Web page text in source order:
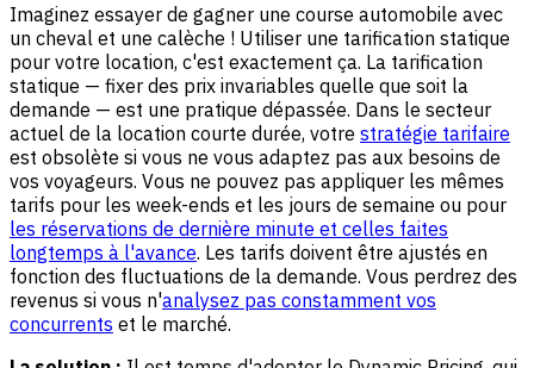
Imaginez essayer de gagner une course automobile avec
un cheval et une calèche ! Utiliser une tarification statique
pour votre location, c'est exactement ça. La tarification
statique — fixer des prix invariables quelle que soit la
demande — est une pratique dépassée. Dans le secteur
actuel de la location courte durée, votre stratégie tarifaire
est obsolète si vous ne vous adaptez pas aux besoins de
vos voyageurs. Vous ne pouvez pas appliquer les mêmes
tarifs pour les week-ends et les jours de semaine ou pour
les réservations de dernière minute et celles faites
longtemps à l'avance. Les tarifs doivent être ajustés en
fonction des fluctuations de la demande. Vous perdrez des
revenus si vous n'analysez pas constamment vos
concurrents et le marché.